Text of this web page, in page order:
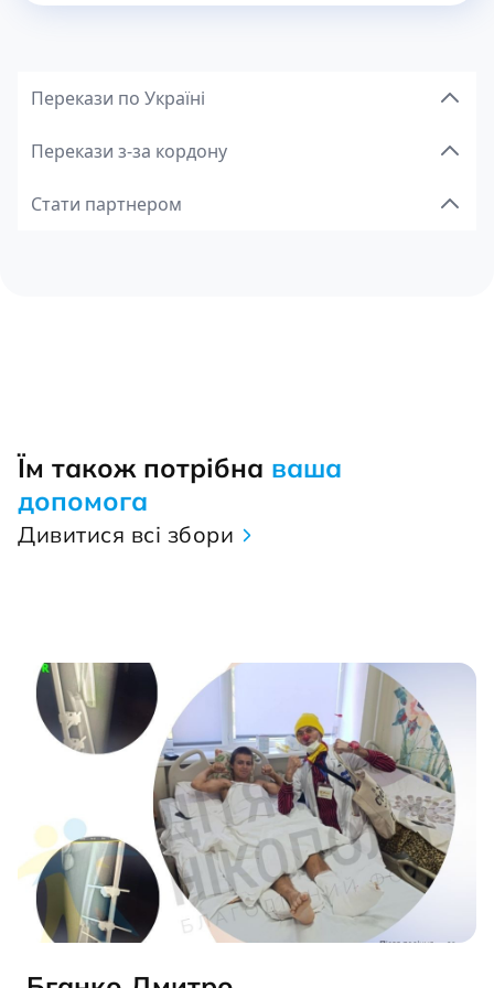
Перекази по Україні
Перекази з-за кордону
Стати партнером
Їм також потрібна ваша
допомога
Дивитися всі збори